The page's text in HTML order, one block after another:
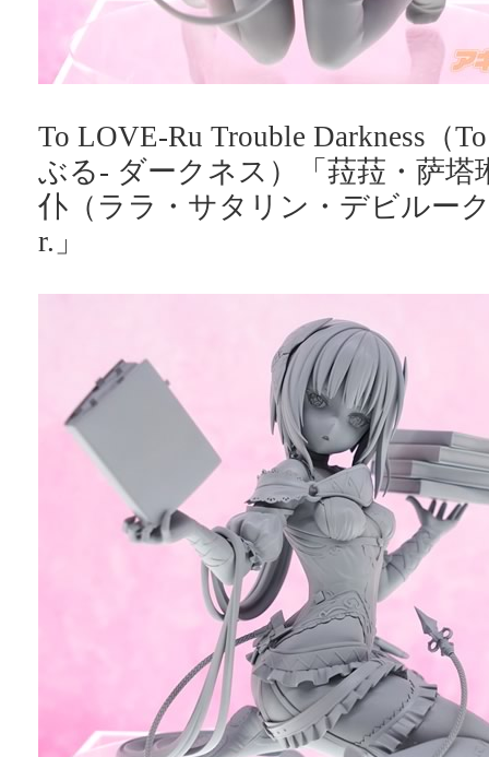
To LOVE-Ru Trouble Darkness（
ぶる- ダークネス）「菈菈・萨塔
仆（ララ・サタリン・デビルー
r.」